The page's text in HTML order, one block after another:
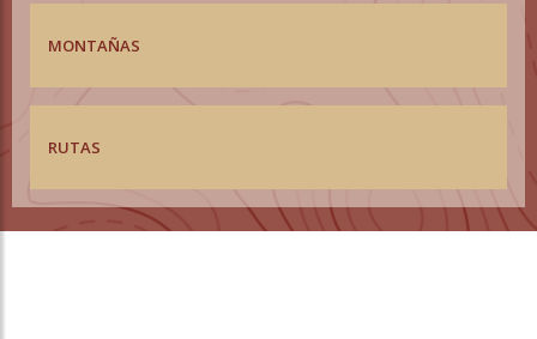
MONTAÑAS
RUTAS